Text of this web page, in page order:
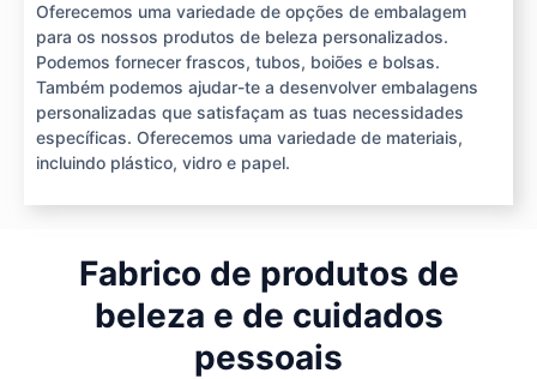
Oferecemos uma variedade de opções de embalagem
para os nossos produtos de beleza personalizados.
Podemos fornecer frascos, tubos, boiões e bolsas.
Também podemos ajudar-te a desenvolver embalagens
personalizadas que satisfaçam as tuas necessidades
específicas. Oferecemos uma variedade de materiais,
incluindo plástico, vidro e papel.
Fabrico de produtos de
beleza e de cuidados
pessoais